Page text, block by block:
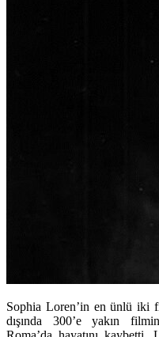
Sophia Loren’in en ünlü iki
dışında 300’e yakın